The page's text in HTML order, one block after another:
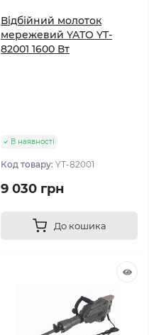
Відбійний молоток
мережевий YATO YT-
82001 1600 Вт
В наявності
Код товару: YT-82001
9 030 грн
До кошика